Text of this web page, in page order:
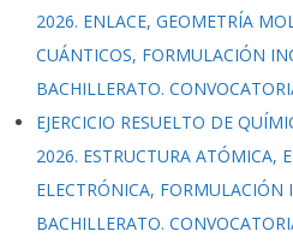
2026. ENLACE, GEOMETRÍA
CUÁNTICOS, FORMULACIÓN
BACHILLERATO.
EJERCICIO RESUELTO DE
2026. ESTRUCTURA ATÓMICA,
ELECTRÓNICA, FORMULACIÓN
BACHILLERATO.